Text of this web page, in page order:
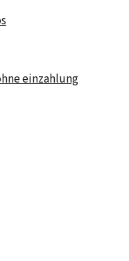
einzahlung